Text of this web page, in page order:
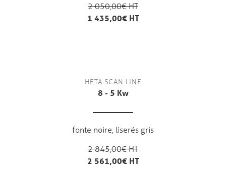
2 050,00€ HT
1 435,00€ HT
HETA SCAN LINE
8 - 5 Kw
fonte noire, liserés gris
2 845,00€ HT
2 561,00€ HT